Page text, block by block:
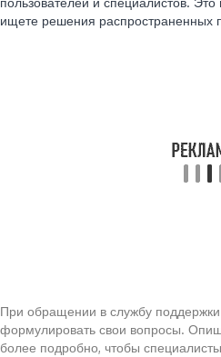
ищете решения распространенных
При обращении в службу
формулировать свои вопросы.
более подробно, чтобы